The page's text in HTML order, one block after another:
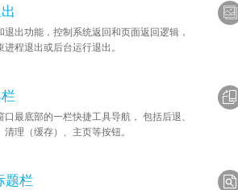
退出功能，控制系统返回和页面返回逻辑，
程退出或后台运行退出。
口最底部的一栏快捷工具导航， 包括后退、
理（缓存）、主页等按钮。
题栏